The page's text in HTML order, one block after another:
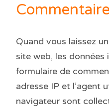
Quand vous laissez
site web, les données
formulaire de
adresse IP et l’agent
navigateur sont